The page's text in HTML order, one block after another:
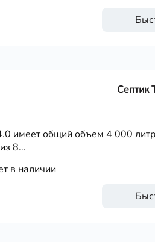
Септик
имеет общий объем 4 000
8...
в наличии